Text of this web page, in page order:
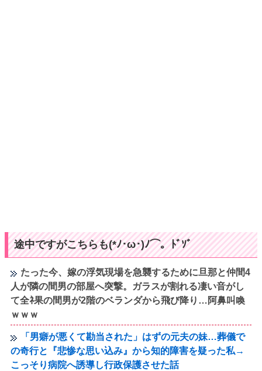
途中ですがこちらも(*ﾉ･ω･)ﾉ⌒。ﾄﾞｿﾞ
たった今、嫁の浮気現場を急襲するために旦那と仲間4
人が隣の間男の部屋へ突撃。ガラスが割れる凄い音がし
て全ﾈ果の間男が2階のベランダから飛び降り…阿鼻叫喚
ｗｗｗ
「男癖が悪くて勘当された」はずの元夫の妹…葬儀で
の奇行と『悲惨な思い込み』から知的障害を疑った私→
こっそり病院へ誘導し行政保護させた話